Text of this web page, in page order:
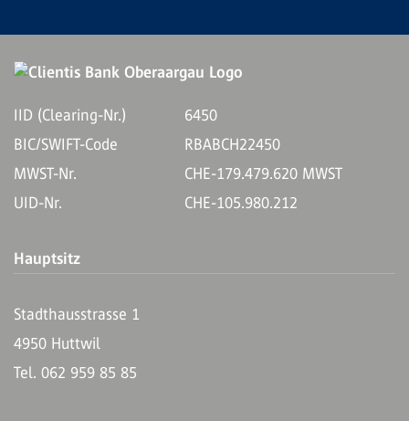
IID (Clearing-Nr.)
6450
BIC/SWIFT-Code
RBABCH22450
MWST-Nr.
CHE-179.479.620 MWST
UID-Nr.
CHE-105.980.212
Hauptsitz
Stadthausstrasse 1
4950 Huttwil
Tel. 062 959 85 85